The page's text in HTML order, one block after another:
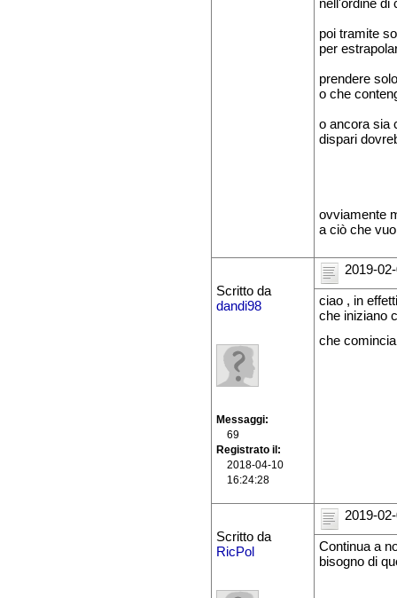
nell'ordine di
poi tramite
per
prendere
o che
o ancora sia
dispari
ovviamente
a ciò che
Scritto da
dandi98
Messaggi
69
Registrato il
2018-04-10
16:24:28
2019-
ciao , in
che iniziano
che
Scritto da
RicPol
2019-
Continua a
bisogno di